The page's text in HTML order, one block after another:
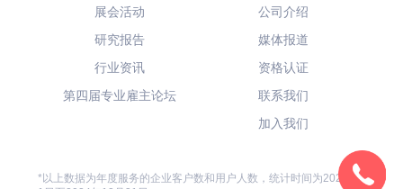
展会活动
研究报告
行业资讯
第四届专业雇主论坛
公司介绍
媒体报道
资格认证
联系我们
加入我们
*以上数据为年度服务的企业客户数和用户人数，统计时间为2024年1月